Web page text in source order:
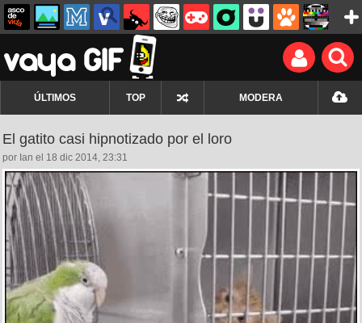
ÚLTIMOS TOP MODERA
El gatito casi hipnotizado por el loro
por Ian el 18 dic 2014, 23:31